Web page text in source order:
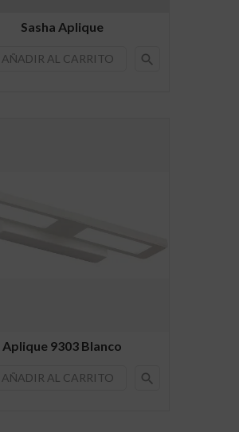
Sasha Aplique
AÑADIR AL CARRITO search
Aplique 9303 Blanco
AÑADIR AL CARRITO search